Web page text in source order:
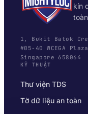
kín
1, Bukit Batok
#05-40 WCEGA Plaza
Singapore 658064
KỸ THUẬT
Thư viện TDS
Tờ dữ liệu an toàn